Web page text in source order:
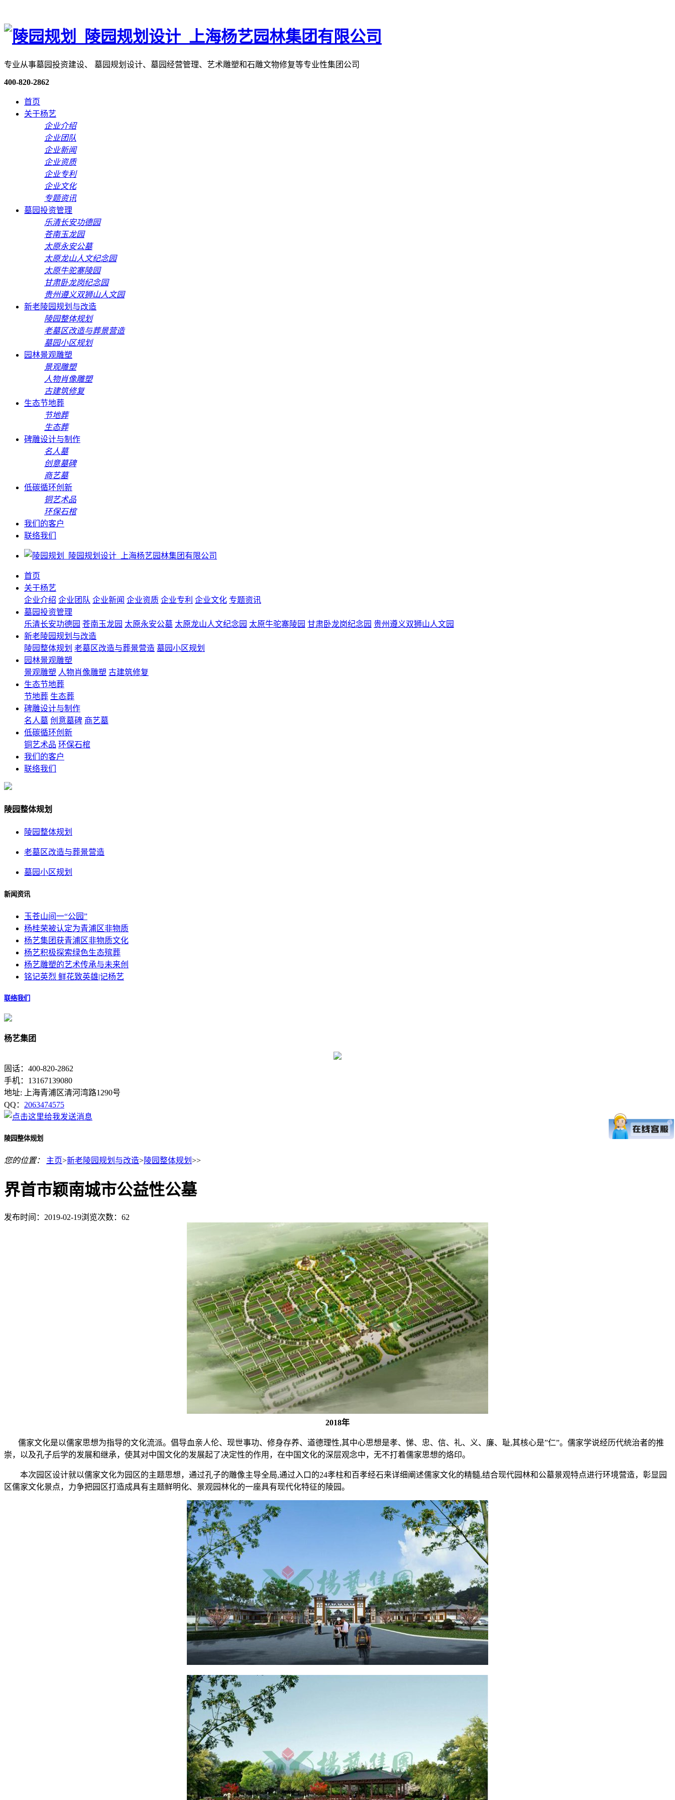
专业从事墓园投资建设、 墓园规划设计、墓园经营管理、艺术雕塑和石雕文物修复等专业性集团公司
400-820-2862
首页
关于杨艺
企业介绍
企业团队
企业新闻
企业资质
企业专利
企业文化
专题资讯
墓园投资管理
乐清长安功德园
苍南玉龙园
太原永安公墓
太原龙山人文纪念园
太原牛驼寨陵园
甘肃卧龙岗纪念园
贵州遵义双狮山人文园
新老陵园规划与改造
陵园整体规划
老墓区改造与葬景营造
墓园小区规划
园林景观雕塑
景观雕塑
人物肖像雕塑
古建筑修复
生态节地葬
节地葬
生态葬
碑雕设计与制作
名人墓
创意墓碑
商艺墓
低碳循环创新
铜艺术品
环保石棺
我们的客户
联络我们
首页
关于杨艺
企业介绍 企业团队 企业新闻 企业资质 企业专利 企业文化 专题资讯
墓园投资管理
乐清长安功德园 苍南玉龙园 太原永安公墓 太原龙山人文纪念园 太原牛驼寨陵园 甘肃卧龙岗纪念园 贵州遵义双狮山人文园
新老陵园规划与改造
陵园整体规划 老墓区改造与葬景营造 墓园小区规划
园林景观雕塑
景观雕塑 人物肖像雕塑 古建筑修复
生态节地葬
节地葬 生态葬
碑雕设计与制作
名人墓 创意墓碑 商艺墓
低碳循环创新
铜艺术品 环保石棺
我们的客户
联络我们
陵园整体规划
陵园整体规划
老墓区改造与葬景营造
墓园小区规划
新闻资讯
玉苍山间一“公园”
杨桂荣被认定为青浦区非物质
杨艺集团获青浦区非物质文化
杨艺积极探索绿色生态殡葬
杨艺雕塑的艺术传承与未来创
铭记英烈 鲜花致英雄|记杨艺
联络我们
杨艺集团
固话：400-820-2862
手机：13167139080
地址: 上海青浦区清河湾路1290号
QQ： 2063474575
陵园整体规划
您的位置： 主页>新老陵园规划与改造>陵园整体规划 >>
界首市颖南城市公益性公墓
发布时间：2019-02-19浏览次数： 62
2018年
儒家文化是以儒家思想为指导的文化流派。倡导血亲人伦、现世事功、修身存养、道德理性,其中心思想是孝、悌、忠、信、礼、义、廉、耻,其核心是”仁”。儒家学说经历代统治者的推
崇，以及孔子后学的发展和继承，使其对中国文化的发展起了决定性的作用，在中国文化的深层观念中，无不打着儒家思想的烙印。
本次园区设计就以儒家文化为园区的主题思想，通过孔子的雕像主导全局,通过入口的24孝柱和百孝经石来详细阐述儒家文化的精髓,结合现代园林和公墓景观特点进行环境营造，彰显园
区儒家文化景点，力争把园区打造成具有主题鲜明化、景观园林化的一座具有现代化特征的陵园。